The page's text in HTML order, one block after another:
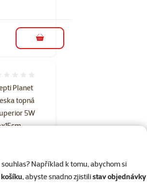
Například k tomu, abychom si
, abyste snadno zjistilistav objednávky
do košíku
Planet
topná
5W
cena
značka